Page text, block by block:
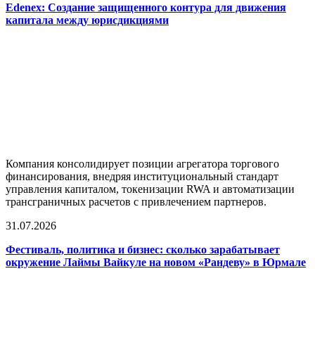
Edenex: Создание защищенного контура для движения
капитала между юрисдикциями
Компания консолидирует позиции агрегатора торгового
финансирования, внедряя институциональный стандарт
управления капиталом, токенизации RWA и автоматизации
трансграничных расчетов с привлечением партнеров.
31.07.2026
Фестиваль, политика и бизнес: сколько зарабатывает
окружение Лаймы Вайкуле на новом «Рандеву» в Юрмале